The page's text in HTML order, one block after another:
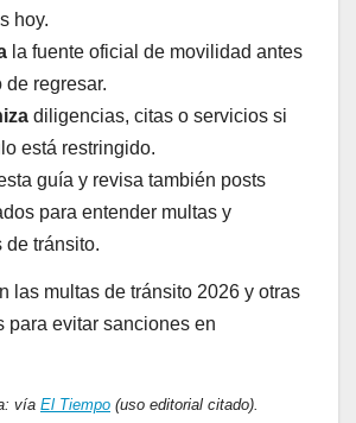
hoy.
la fuente oficial de movilidad antes
de regresar.
diligencias, citas o servicios si
está restringido.
guía y revisa también posts
para entender multas y
de tránsito.
las multas de tránsito 2026 y otras
para evitar sanciones en
vía El Tiempo (uso editorial citado).